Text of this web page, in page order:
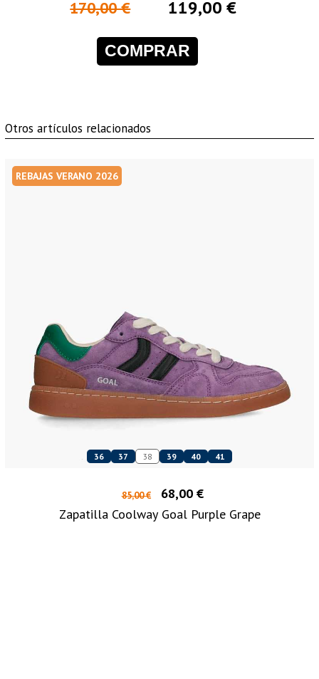
170,00 € 119,00 €
COMPRAR
Otros artículos relacionados
REBAJAS VERANO 2026
36 37 38 39 40 41
85,00 €
68,00 €
Zapatilla Coolway Goal Purple Grape